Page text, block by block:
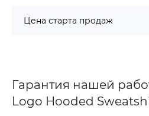
Цена старта продаж
Гарантия нашей
Logo Hooded